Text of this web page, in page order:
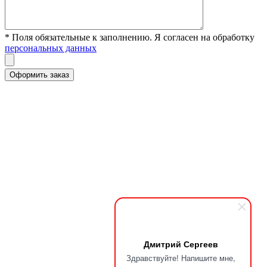
Дмитрий Сергеев
Здравствуйте! Напишите мне,
* Поля обязательные к заполнению. Я согласен на обработку
персональных данных